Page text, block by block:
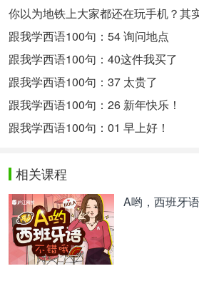
你以为地铁上大家都还在玩手机？其
跟我学西语100句：54 询问地点
跟我学西语100句：40这件我买了
跟我学西语100句：37 太贵了
跟我学西语100句：26 新年快乐！
跟我学西语100句：01 早上好！
相关课程
A哟，西班牙